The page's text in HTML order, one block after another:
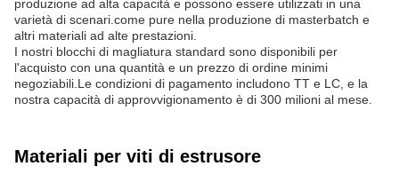
produzione ad alta capacità e possono essere utilizzati in una
varietà di scenari.come pure nella produzione di masterbatch e
altri materiali ad alte prestazioni.
I nostri blocchi di magliatura standard sono disponibili per
l'acquisto con una quantità e un prezzo di ordine minimi
negoziabili.Le condizioni di pagamento includono TT e LC, e la
nostra capacità di approvvigionamento è di 300 milioni al mese.
Materiali per viti di estrusore